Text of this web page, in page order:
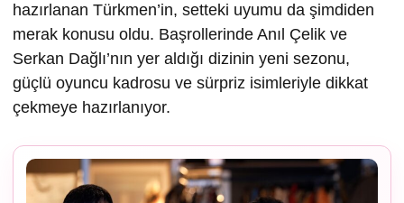
hazırlanan Türkmen’in, setteki uyumu da şimdiden
merak konusu oldu. Başrollerinde Anıl Çelik ve
Serkan Dağlı’nın yer aldığı dizinin yeni sezonu,
güçlü oyuncu kadrosu ve sürpriz isimleriyle dikkat
çekmeye hazırlanıyor.